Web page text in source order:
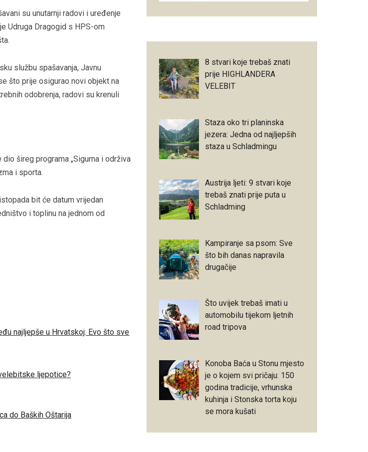
su unutarnji radovi i uređenje
Udruga Dragogid s HPS-om
službu spašavanja, Javnu
što prije osigurao novi objekt na
odobrenja, radovi su krenuli
šireg programa „Sigurna i održiva
i sporta.
bit će datum vrijedan
i toplinu na jednom od
najljepše u Hrvatskoj. Evo što sve
ljepotice?
do Baških Oštarija
8 stvari koje trebaš znati
prije HIGHLANDERA
VELEBIT
Staza oko tri planinska
jezera: Jedna od najljepših
staza u Schladmingu
Austrija ljeti: 9 stvari koje
trebaš znati prije puta u
Schladming
Kampiranje sa psom: Sve
što bih danas napravila
drugačije
Što uvijek trebaš imati u
automobilu tijekom ljetnih
road tripova
Konoba Baća u Stonu mjesto
je o kojem svi pričaju: 150
godina tradicije, vrhunska
kuhinja i Stonska torta koju
se mora kušati